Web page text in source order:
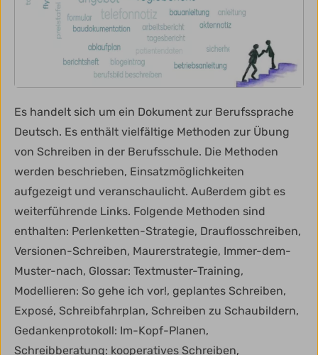
Es handelt sich um ein Dokument zur Berufssprache
Deutsch. Es enthält vielfältige Methoden zur Übung
von Schreiben in der Berufsschule. Die Methoden
werden beschrieben, Einsatzmöglichkeiten
aufgezeigt und veranschaulicht. Außerdem gibt es
weiterführende Links. Folgende Methoden sind
enthalten: Perlenketten-Strategie, Drauflosschreiben,
Versionen-Schreiben, Maurerstrategie, Immer-dem-
Muster-nach, Glossar: Textmuster-Training,
Modellieren: So gehe ich vor!, geplantes Schreiben,
Exposé, Schreibfahrplan, Schreiben zu Schaubildern,
Gedankenprotokoll: Im-Kopf-Planen,
Schreibberatung: kooperatives Schreiben,